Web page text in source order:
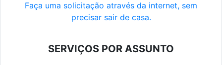
Faça uma solicitação através da internet, sem
precisar sair de casa.
SERVIÇOS POR ASSUNTO